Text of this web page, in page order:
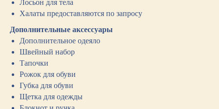
Лосьон для тела
Халаты предоставляются по запросу
Дополнительные аксессуары
Дополнительное одеяло
Швейный набор
Тапочки
Рожок для обуви
Губка для обуви
Щетка для одежды